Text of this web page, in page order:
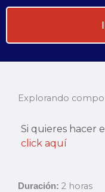
Explorando
Si quieres hacer
click aquí
Duración: 2 horas